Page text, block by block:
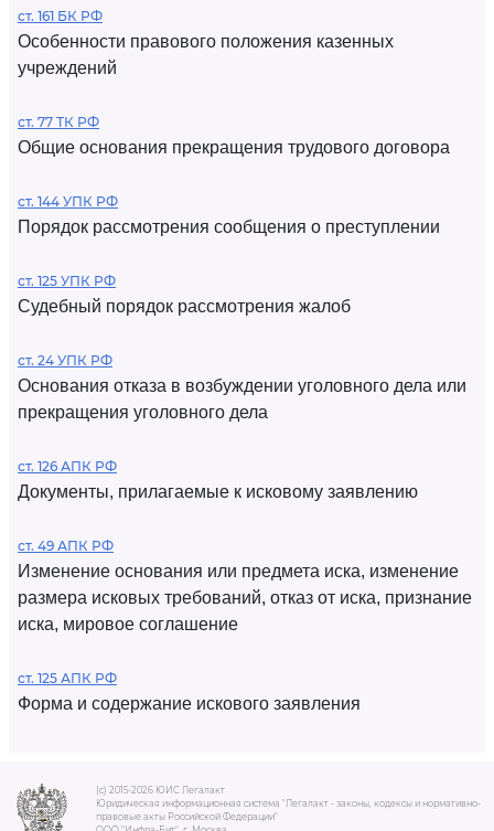
ст. 161 БК РФ
Особенности правового положения казенных
учреждений
ст. 77 ТК РФ
Общие основания прекращения трудового договора
ст. 144 УПК РФ
Порядок рассмотрения сообщения о преступлении
ст. 125 УПК РФ
Судебный порядок рассмотрения жалоб
ст. 24 УПК РФ
Основания отказа в возбуждении уголовного дела или
прекращения уголовного дела
ст. 126 АПК РФ
Документы, прилагаемые к исковому заявлению
ст. 49 АПК РФ
Изменение основания или предмета иска, изменение
размера исковых требований, отказ от иска, признание
иска, мировое соглашение
ст. 125 АПК РФ
Форма и содержание искового заявления
(c) 2015-2026 ЮИС Легалакт
Юридическая информационная система "Легалакт - законы, кодексы и нормативно-
правовые акты Российской Федерации"